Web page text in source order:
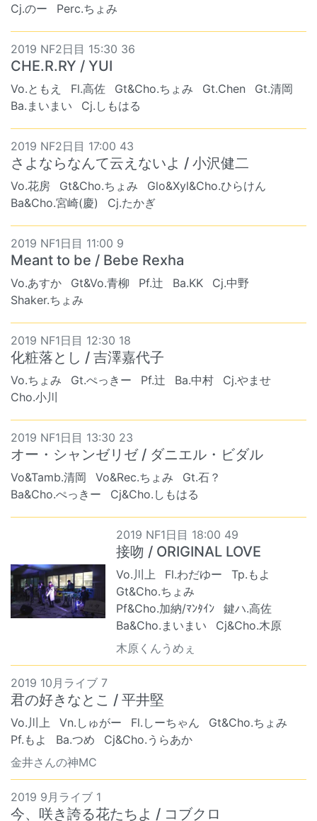
Cj.のー
Perc.ちょみ
2019 NF2日目 15:30 36
CHE.R.RY / YUI
Vo.ともえ Fl.高佐 Gt&Cho.ちょみ Gt.Chen
Gt.清岡
Ba.まいまい
Cj.しもはる
2019 NF2日目 17:00 43
さよならなんて云えないよ / 小沢健二
Vo.花房 Gt&Cho.ちょみ
Glo&Xyl&Cho.ひらけん
Ba&Cho.宮崎(慶)
Cj.たかぎ
2019 NF1日目 11:00 9
Meant to be / Bebe Rexha
Vo.あすか Gt&Vo.青柳 Pf.辻 Ba.KK
Cj.中野
Shaker.ちょみ
2019 NF1日目 12:30 18
化粧落とし / 吉澤嘉代子
Vo.ちょみ Gt.ぺっきー Pf.辻 Ba.中村
Cj.やませ
Cho.小川
2019 NF1日目 13:30 23
オー・シャンゼリゼ / ダニエル・ビダル
Vo&Tamb.清岡 Vo&Rec.ちょみ
Gt.石？
Ba&Cho.ぺっきー
Cj&Cho.しもはる
2019 NF1日目 18:00 49
接吻 / ORIGINAL LOVE
Vo.川上 Fl.わだゆー
Tp.もよ
Gt&Cho.ちょみ
Pf&Cho.加納/ﾏﾝﾀｲﾝ
鍵ハ.高佐
Ba&Cho.まいまい
Cj&Cho.木原
木原くんうめぇ
2019 10月ライブ 7
君の好きなとこ / 平井堅
Vo.川上 Vn.しゅがー Fl.しーちゃん
Gt&Cho.ちょみ
Pf.もよ
Ba.つめ
Cj&Cho.うらあか
金井さんの神MC
2019 9月ライブ 1
今、咲き誇る花たちよ / コブクロ